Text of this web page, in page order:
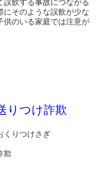
誤飲する事故につながる
にそのような誤飲が少な
供のいる家庭では注意が
りつけ詐欺
くりつけさぎ
欺